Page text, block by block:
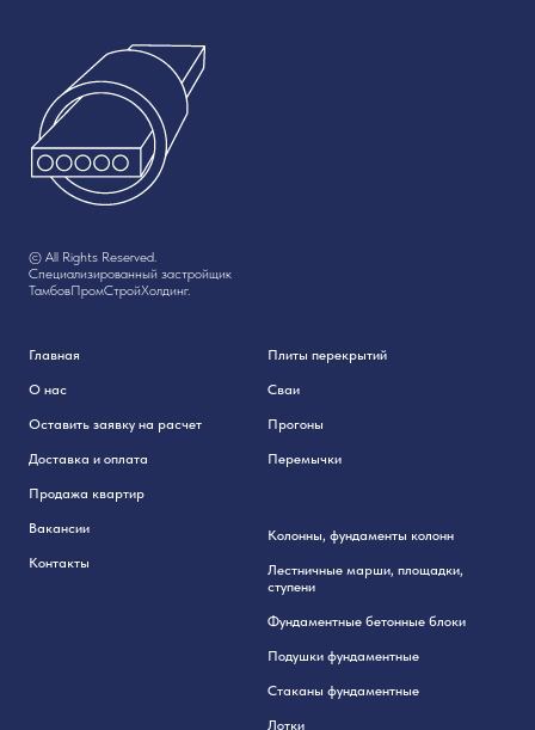
© All Rights Reserved.
Специализированный застройщик
ТамбовПромСтройХолдинг.
Главная
О нас
Оставить заявку на расчет
Доставка и оплата
Продажа квартир
Вакансии
Контакты
Плиты перекрытий
Сваи
Прогоны
Перемычки
Колонны, фундаменты колонн
Лестничные марши, площадки,
ступени
Фундаментные бетонные блоки
Подушки фундаментные
Стаканы фундаментные
Лотки